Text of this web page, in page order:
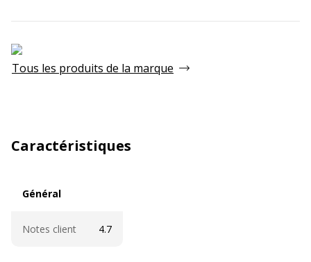
Tous les produits de la marque
Caractéristiques
Général
Notes client 4.7